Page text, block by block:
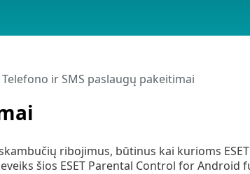
Telefono ir SMS paslaugų pakeitimai
ribojimus, būtinus kai kurioms
šios ESET Parental Control for Android